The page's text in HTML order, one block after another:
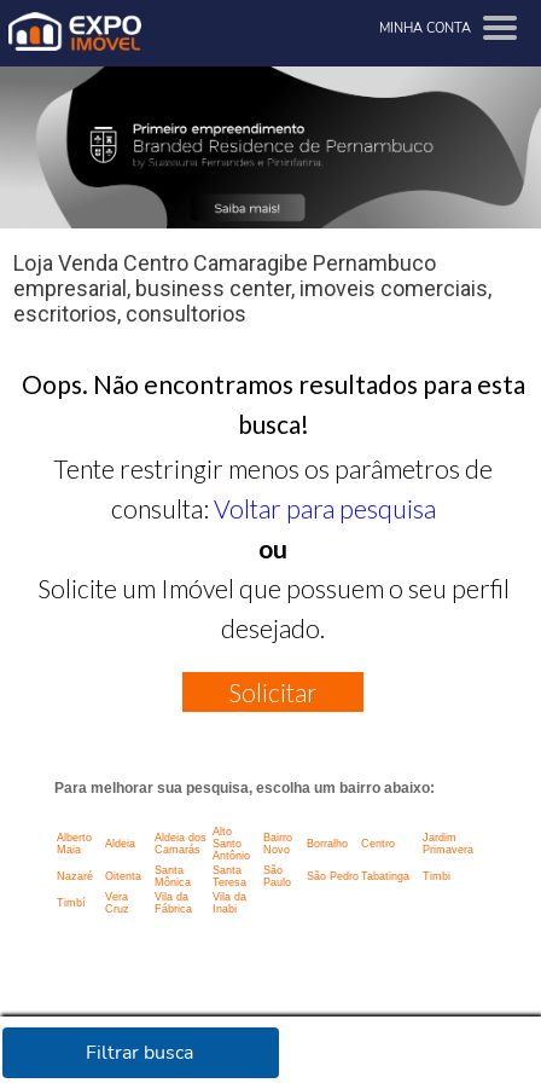
MINHA CONTA
Filtrar busca
Loja Venda Centro Camaragibe Pernambuco
empresarial, business center, imoveis comerciais,
escritorios, consultorios
Oops. Não encontramos resultados para esta
busca!
Tente restringir menos os parâmetros de
consulta: Voltar para pesquisa
ou
Solicite um Imóvel que possuem o seu perfil
desejado.
Solicitar
Para melhorar sua pesquisa, escolha um bairro abaixo:
Alberto
Maia
Aldeia
Aldeia dos
Camarás
Alto
Santo
Antônio
Bairro
Novo
Borralho Centro
Jardim
Primavera
Nazaré Oitenta
Santa
Mônica
Santa
Teresa
São
Paulo
São Pedro Tabatinga Timbi
Timbí
Vera
Cruz
Vila da
Fábrica
Vila da
Inabi